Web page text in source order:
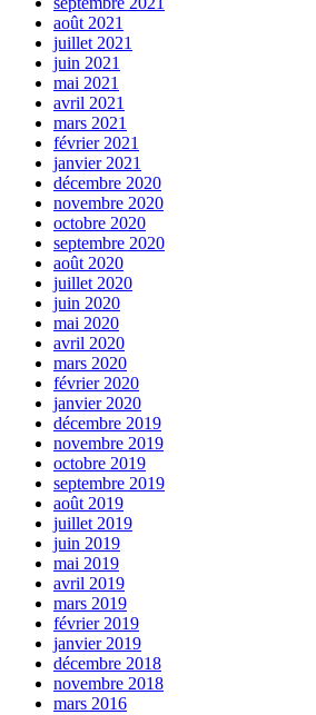
août 2021
juillet 2021
juin 2021
mai 2021
avril 2021
mars 2021
février 2021
janvier 2021
décembre 2020
novembre 2020
octobre 2020
septembre 2020
août 2020
juillet 2020
juin 2020
mai 2020
avril 2020
mars 2020
février 2020
janvier 2020
décembre 2019
novembre 2019
octobre 2019
septembre 2019
août 2019
juillet 2019
juin 2019
mai 2019
avril 2019
mars 2019
février 2019
janvier 2019
décembre 2018
novembre 2018
mars 2016